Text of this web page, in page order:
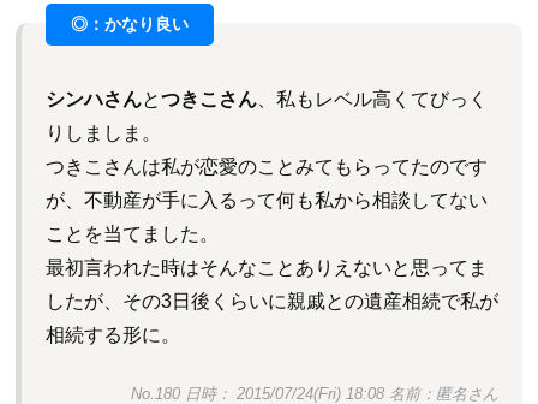
シンハさんとつきこさん 、私もレベル高くてびっく
りしましま。
つきこさんは私が恋愛のことみてもらってたのです
が、不動産が手に入るって何も私から相談してない
ことを当てました。
最初言われた時はそんなことありえないと思ってま
したが、その3日後くらいに親戚との遺産相続で私が
相続する形に。
No.180 日時： 2015/07/24(Fri) 18:08 名前：匿名さん